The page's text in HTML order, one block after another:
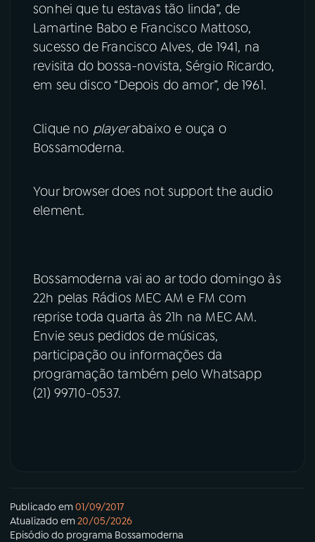
sonhei que tu estavas tão linda”, de
Lamartine Babo e Francisco Mattoso,
sucesso de Francisco Alves, de 1941, na
revisita do bossa-novista, Sérgio Ricardo,
em seu disco “Depois do amor”, de 1961.
Clique no playerabaixo e ouça o
Bossamoderna.
Your browser does not support the audio
element.
Bossamoderna vai ao ar todo domingo às
22h pelas Rádios MEC AM e FM com
reprise toda quarta às 21h na MEC AM.
Envie seus pedidos de músicas,
participação ou informações da
programação também pelo Whatsapp
(21) 99710-0537.
Publicado em01/09/2017
Atualizado em20/05/2026
Episódio do programa Bossamoderna